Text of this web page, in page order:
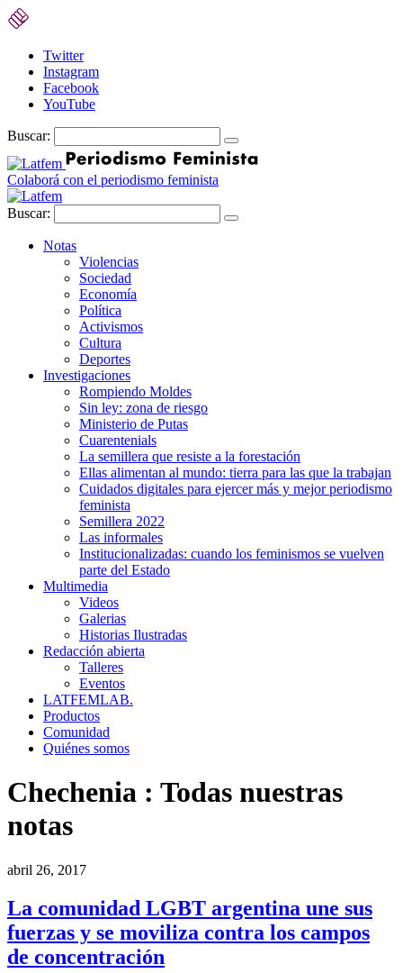
Twitter
Instagram
Facebook
YouTube
Buscar:
Colaborá con el periodismo feminista
Buscar:
Notas
Violencias
Sociedad
Economía
Política
Activismos
Cultura
Deportes
Investigaciones
Rompiendo Moldes
Sin ley: zona de riesgo
Ministerio de Putas
Cuarentenials
La semillera que resiste a la forestación
Ellas alimentan al mundo: tierra para las que la trabajan
Cuidados digitales para ejercer más y mejor periodismo
feminista
Semillera 2022
Las informales
Institucionalizadas: cuando los feminismos se vuelven
parte del Estado
Multimedia
Videos
Galerias
Historias Ilustradas
Redacción abierta
Talleres
Eventos
LATFEMLAB.
Productos
Comunidad
Quiénes somos
Chechenia : Todas nuestras
notas
abril 26, 2017
La comunidad LGBT argentina une sus
fuerzas y se moviliza contra los campos
de concentración